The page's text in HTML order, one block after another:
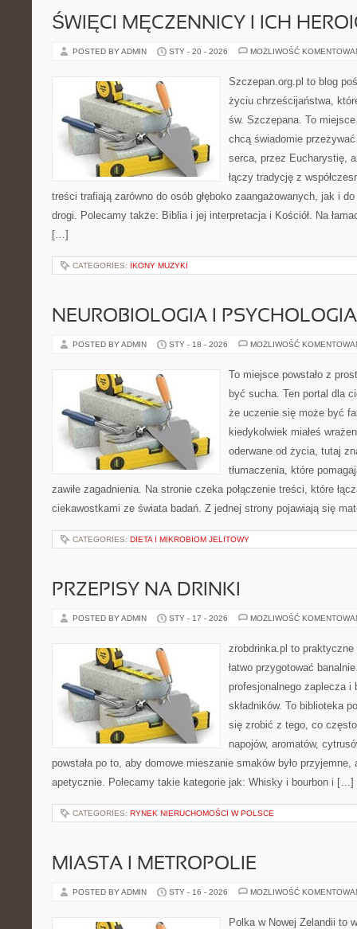
ŚWIĘCI MĘCZENNICY I ICH
POSTED BY ADMIN STY - 20 - 2026 MOŻLIWOŚĆ
Szczepan.org.pl to blog
życiu chrześcijaństwa,
św. Szczepana. To
chcą świadomie
serca, przez Eucharystię,
łączy tradycję z
treści trafiają zarówno do osób głęboko zaangażowanych, jak i
drogi. Polecamy także: Biblia i jej interpretacja i Kościół. Na
[…]
CATEGORIES: IKONY MUZYKI
NEUROBIOLOGIA I PSYCHOLOGIA
POSTED BY ADMIN STY - 18 - 2026 MOŻLIWOŚĆ
To miejsce powstało z
być sucha. Ten portal dla
że uczenie się może być
kiedykolwiek miałeś
oderwane od życia, tutaj
tłumaczenia, które
zawiłe zagadnienia. Na stronie czeka połączenie treści, które
ciekawostkami ze świata badań. Z jednej strony pojawiają się
CATEGORIES: DIETA I MIKROBIOM JELITOWY
PRZEPISY NA DRINKI
POSTED BY ADMIN STY - 17 - 2026 MOŻLIWOŚĆ
zrobdrinka.pl to
łatwo przygotować
profesjonalnego zaplecza i
składników. To biblioteka
się zrobić z tego, co
napojów, aromatów,
powstała po to, aby domowe mieszanie smaków było przyjemne,
apetycznie. Polecamy takie kategorie jak: Whisky i bourbon i […]
CATEGORIES: RYNEK NIERUCHOMOŚCI W POLSCE
MIASTA I METROPOLIE
POSTED BY ADMIN STY - 16 - 2026 MOŻLIWOŚĆ
Polka w Nowej Zelandii to